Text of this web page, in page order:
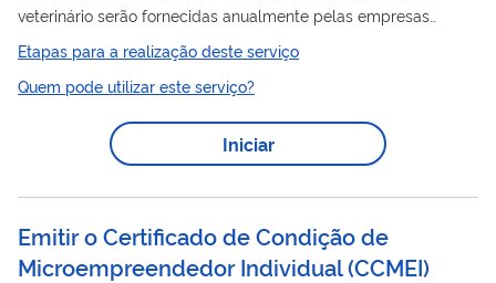
veterinário serão fornecidas anualmente pelas empresas
detentoras dos registros desses produtos, através do
preenchimento de formulário digital disponibilizado pelo MAPA,
para compor o monitoramento do uso de antimicrobianos em
animais, conforme previsto no Plano de Ação Nacional de
Prevenção e Controle da Resistência aos Antimicrobianos, no
Etapas para a realização deste serviço
Quem pode utilizar este serviço?
Iniciar
Emitir o Certificado de Condição de
Microempreendedor Individual(CCMEI)